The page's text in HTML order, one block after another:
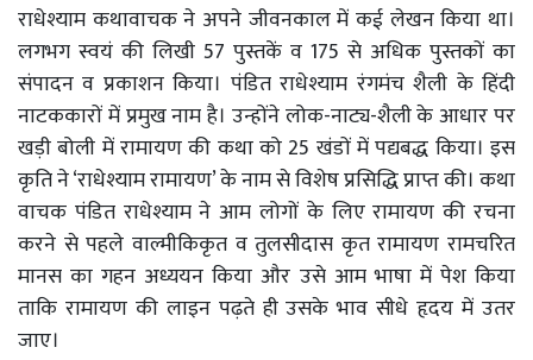
राधेश्याम कथावाचक ने अपने जीवनकाल में कई लेखन किया था।
लगभग स्वयं की लिखी 57 पुस्तकें व 175 से अधिक पुस्तकों का
संपादन व प्रकाशन किया। पंडित राधेश्याम रंगमंच शैली के हिंदी
नाटककारों में प्रमुख नाम है। उन्होंने लोक-नाट्य-शैली के आधार पर
खड़ी बोली में रामायण की कथा को 25 खंडों में पद्यबद्ध किया। इस
कृति ने ‘राधेश्याम रामायण’ के नाम से विशेष प्रसिद्धि प्राप्त की। कथा
वाचक पंडित राधेश्याम ने आम लोगों के लिए रामायण की रचना
करने से पहले वाल्मीकिकृत व तुलसीदास कृत रामायण रामचरित
मानस का गहन अध्ययन किया और उसे आम भाषा में पेश किया
ताकि रामायण की लाइन पढ़ते ही उसके भाव सीधे हृदय में उतर
जाए।